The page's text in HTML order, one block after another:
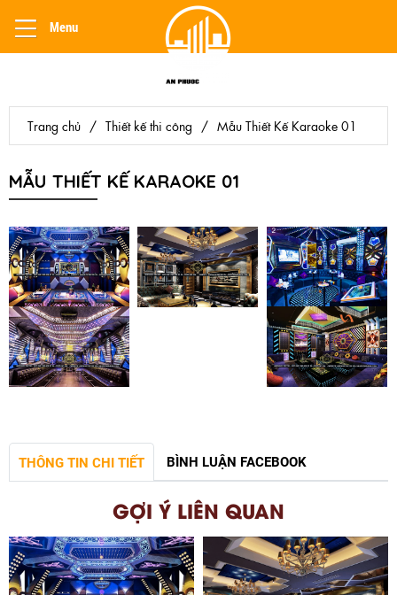
Menu
Trang chủ / Thiết kế thi công / Mẫu Thiết Kế Karaoke 01
MẪU THIẾT KẾ KARAOKE 01
THÔNG TIN CHI TIẾT BÌNH LUẬN FACEBOOK
GỢI Ý LIÊN QUAN